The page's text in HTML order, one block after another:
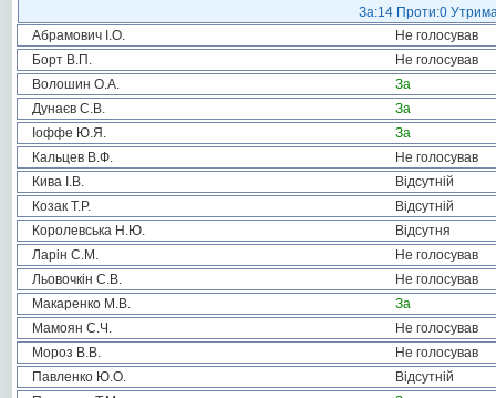
За:14 Проти:0
Абрамович І.О.
Не голосував
Борт В.П.
Не голосував
Волошин О.А.
За
Дунаєв С.В.
За
Іоффе Ю.Я.
За
Кальцев В.Ф.
Не голосував
Кива І.В.
Відсутній
Козак Т.Р.
Відсутній
Королевська Н.Ю.
Відсутня
Ларін С.М.
Не голосував
Льовочкін С.В.
Не голосував
Макаренко М.В.
За
Мамоян С.Ч.
Не голосував
Мороз В.В.
Не голосував
Павленко Ю.О.
Відсутній